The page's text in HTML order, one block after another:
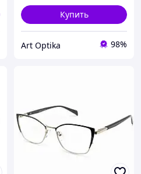
Купить
Art Optika 98%